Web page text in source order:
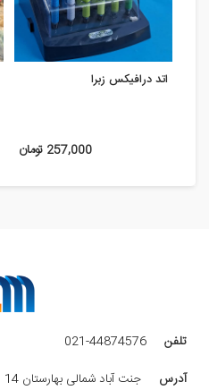
اتد درافیکس زبرا
257,000 تومان
تلفن
021-44874576
آدرس
جنت آباد شمالی بهارستان 14 پلاک 17 واحد 5